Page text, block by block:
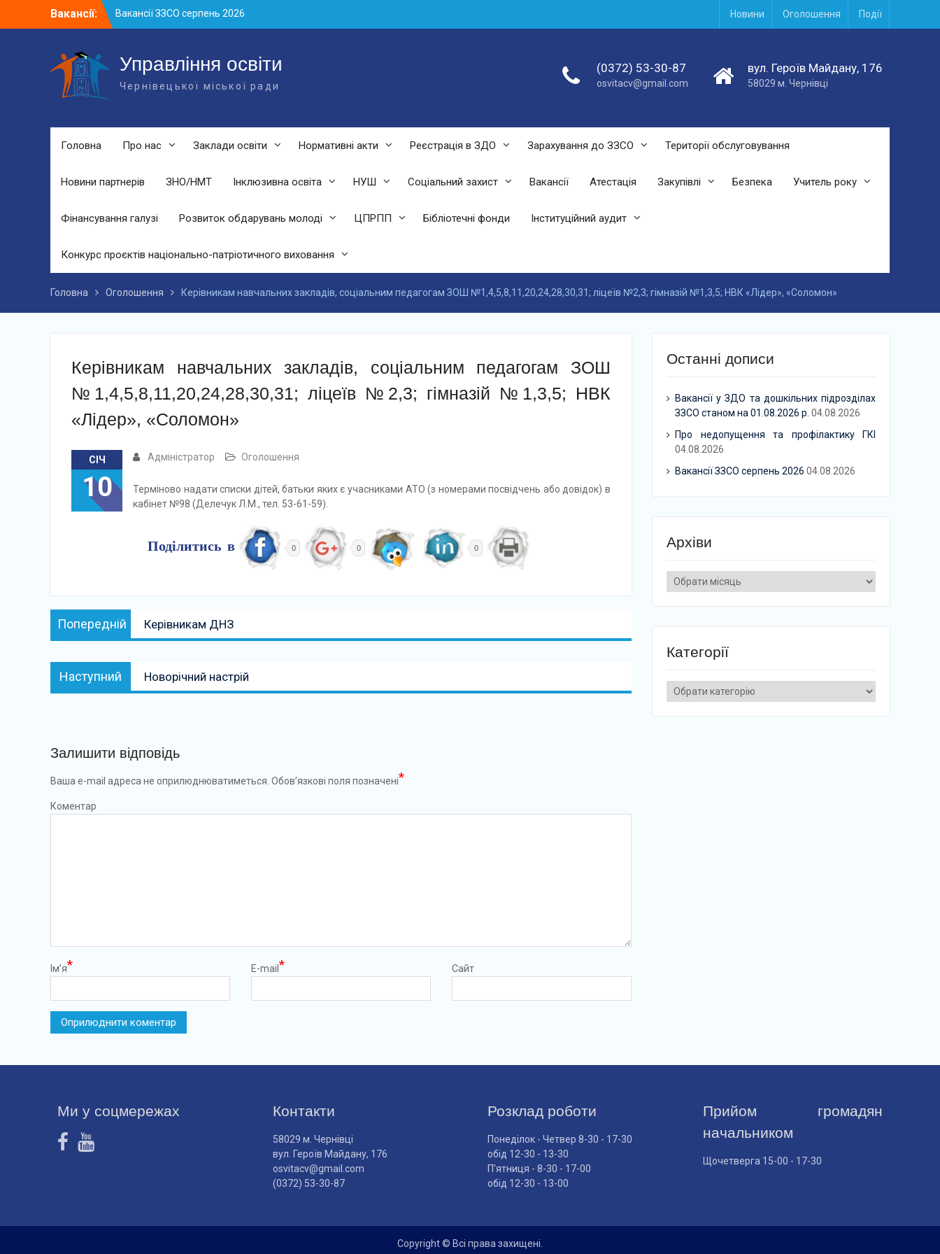
Вакансії:
Вакансії ЗЗСО серпень 2026
Вакансії ЗЗСО червень 2026
підрозділах ЗЗСО станом на 01.08.2026
р.
Новини Оголошення Події
Управління освіти
Чернівецької міської ради
(0372) 53-30-87
osvitacv@gmail.com
вул. Героїв Майдану, 176
58029 м. Чернівці
Головна Про нас Заклади освіти Нормативні акти Реєстрація в ЗДО Зарахування до ЗЗСО Території обслуговування
Новини партнерів ЗНО/НМТ Інклюзивна освіта НУШ Соціальний захист Вакансії Атестація Закупівлі Безпека Учитель року
Фінансування галузі Розвиток обдарувань молоді ЦПРПП Бібліотечні фонди Інституційний аудит
Конкурс проєктів національно-патріотичного виховання
Головна Оголошення Керівникам навчальних закладів, соціальним педагогам ЗОШ №1,4,5,8,11,20,24,28,30,31; ліцеїв №2,3; гімназій №1,3,5; НВК «Лідер», «Соломон»
Керівникам навчальних закладів, соціальним педагогам ЗОШ
№1,4,5,8,11,20,24,28,30,31; ліцеїв №2,3; гімназій №1,3,5; НВК
«Лідер», «Соломон»
СІЧ
10
Адміністратор Оголошення
Терміново надати списки дітей, батьки яких є учасниками АТО (з номерами посвідчень або довідок) в
кабінет №98 (Делечук Л.М., тел. 53-61-59).
Поділитись в 0 0 0
Навігація
записів
Попередній Попередній:
Керівникам ДНЗ
Наступний Наступний:
Новорічний настрій
Залишити відповідь
Ваша e-mail адреса не оприлюднюватиметься. Обов’язкові поля позначені*
Коментар
Ім’я* E-mail * Сайт
Останні дописи
Вакансії у ЗДО та дошкільних підрозділах
ЗЗСО станом на 01.08.2026 р. 04.08.2026
Про недопущення та профілактику ГКІ
04.08.2026
Вакансії ЗЗСО серпень 2026 04.08.2026
Архіви
Архіви
Категорії
Категорії
Ми у соцмережах Контакти
58029 м. Чернівці
вул. Героїв Майдану, 176
osvitacv@gmail.com
(0372) 53-30-87
Розклад роботи
Понеділок - Четвер 8-30 - 17-30
обід 12-30 - 13-30
П'ятниця - 8-30 - 17-00
обід 12-30 - 13-00
Прийом громадян
начальником
Щочетверга 15-00 - 17-30
Copyright © Всі права захищені.